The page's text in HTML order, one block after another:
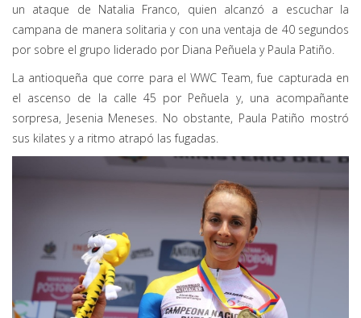
un ataque de Natalia Franco, quien alcanzó a escuchar la
campana de manera solitaria y con una ventaja de 40 segundos
por sobre el grupo liderado por Diana Peñuela y Paula Patiño.
La antioqueña que corre para el WWC Team, fue capturada en
el ascenso de la calle 45 por Peñuela y, una acompañante
sorpresa, Jesenia Meneses. No obstante, Paula Patiño mostró
sus kilates y a ritmo atrapó las fugadas.